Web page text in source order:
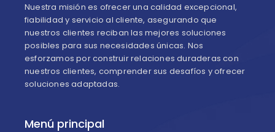
Nuestra misión es ofrecer una calidad excepcional,
fiabilidad y servicio al cliente, asegurando que
nuestros clientes reciban las mejores soluciones
posibles para sus necesidades únicas. Nos
esforzamos por construir relaciones duraderas con
nuestros clientes, comprender sus desafíos y ofrecer
soluciones adaptadas.
Menú principal